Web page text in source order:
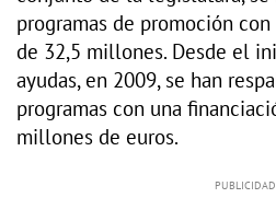
programas de promoción
de 32,5 millones. Desde el
ayudas, en 2009, se han
programas con una
millones de euros.